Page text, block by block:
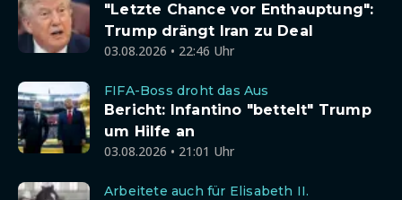
"Letzte Chance vor Enthauptung":
Trump drängt Iran zu Deal
03.08.2026 • 22:46 Uhr
FIFA-Boss droht das Aus
Bericht: Infantino "bettelt" Trump
um Hilfe an
03.08.2026 • 21:01 Uhr
Arbeitete auch für Elisabeth II.